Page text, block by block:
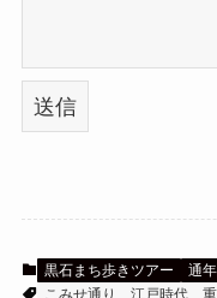
黒石まち歩きツアー
通
こみせ通り
江戸時代